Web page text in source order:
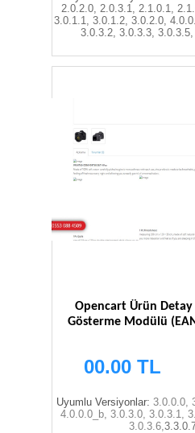
2.0.2.0, 2.0.3.1, 2.1.0.1,
3.0.1.1, 3.0.1.2, 3.0.2.0,
3.0.3.2, 3.0.3.3,
Opencart Ürün Detay
Gösterme Modülü
00.00 TL
Uyumlu Versiyonlar: 3.0.0.0,
4.0.0.0_b, 3.0.3.0, 3.0.3.1,
3.0.3.6,